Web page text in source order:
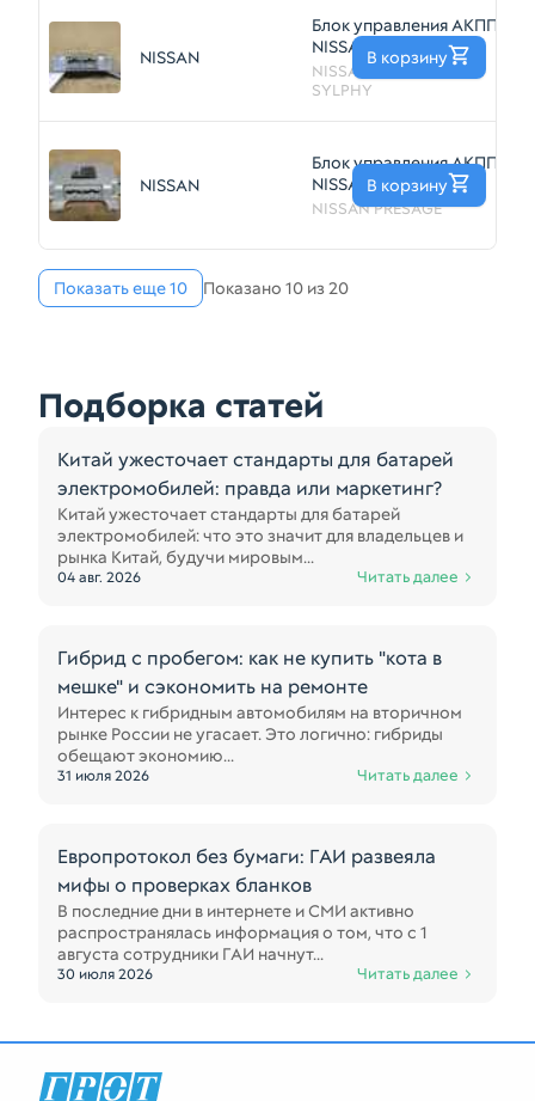
NISSAN
Блок управления АКПП
NISSAN BLUEBIRD
SYLPHY MR20DE
(Контрактный)
NISSAN BLUEBIRD
SYLPHY
В корзину
NISSAN
Блок управления АКПП
NISSAN PRESAGE
QR25DE (Контрактный)
NISSAN PRESAGE
В корзину
Показать еще 10 Показано 10 из 20
Подборка статей
Китай ужесточает стандарты для батарей
электромобилей: правда или маркетинг?
Китай ужесточает стандарты для батарей
электромобилей: что это значит для владельцев и
рынка Китай, будучи мировым...
04 авг. 2026 Читать далее
Гибрид с пробегом: как не купить "кота в
мешке" и сэкономить на ремонте
Интерес к гибридным автомобилям на вторичном
рынке России не угасает. Это логично: гибриды
обещают экономию...
31 июля 2026 Читать далее
Европротокол без бумаги: ГАИ развеяла
мифы о проверках бланков
В последние дни в интернете и СМИ активно
распространялась информация о том, что с 1
августа сотрудники ГАИ начнут...
30 июля 2026 Читать далее